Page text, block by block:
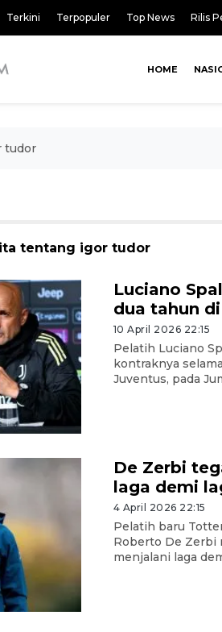
Terkini Terpopuler Top News Rilis
HOME
tudor
tentang igor tudor
Luciano
dua tahun
10 April 2026 22:15
Pelatih Luciano
kontraknya
Juventus, pada
De Zerbi
laga demi
4 April 2026 22:15
Pelatih baru
Roberto De Zerbi
menjalani laga